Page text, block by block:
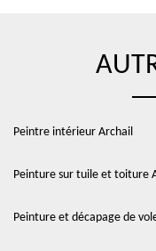
Peintre intérieur Archail
Peinture sur tuile et toiture
Peinture et décapage de